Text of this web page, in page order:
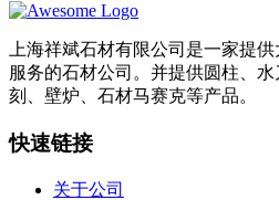
上海祥斌石材有限公司是一家提
服务的石材公司。并提供圆柱、
刻、壁炉、石材马赛克等产品。
快速链接
关于公司